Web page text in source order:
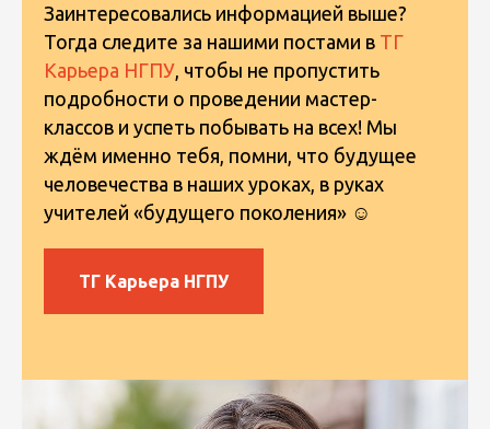
Заинтересовались информацией выше?
Тогда следите за нашими постами в ТГ
Карьера НГПУ , чтобы не пропустить
подробности о проведении мастер-
классов и успеть побывать на всех! Мы
ждём именно тебя, помни, что будущее
человечества в наших уроках, в руках
учителей «будущего поколения» ☺️
ТГ Карьера НГПУ